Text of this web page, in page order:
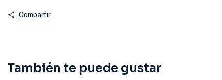
Compartir
También te puede gustar